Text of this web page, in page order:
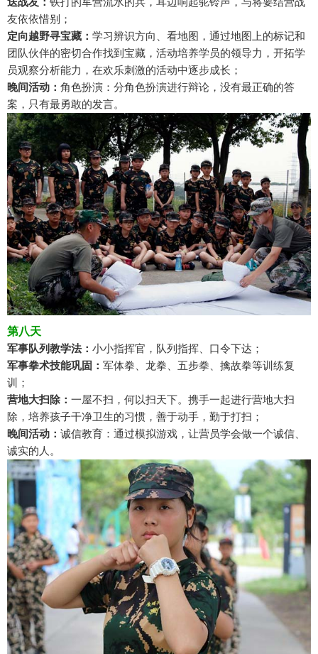
友依依惜别；
定向越野寻宝藏： 学习辨识方向、看地图，通过地图上的标记和
团队伙伴的密切合作找到宝藏，活动培养学员的领导力，开拓学
员观察分析能力，在欢乐刺激的活动中逐步成长；
晚间活动： 角色扮演：分角色扮演进行辩论，没有最正确的答
案，只有最勇敢的发言。
第八天
军事队列教学法： 小小指挥官，队列指挥、口令下达；
军事拳术技能巩固： 军体拳、龙拳、五步拳、擒故拳等训练复
训；
营地大扫除： 一屋不扫，何以扫天下。携手一起进行营地大扫
除，培养孩子干净卫生的习惯，善于动手，勤于打扫；
晚间活动： 诚信教育：通过模拟游戏，让营员学会做一个诚信、
诚实的人。